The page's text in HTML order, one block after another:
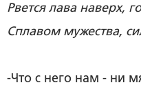
Рвется лава наверх,
Сплавом мужества,
-Что с него нам - ни